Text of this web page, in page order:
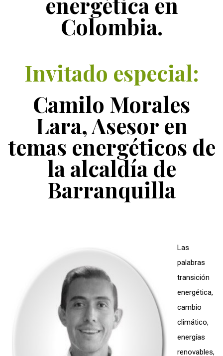
Colombia.
Invitado especial:
Camilo Morales
Lara, Asesor en
temas energéticos de
la alcaldía de
Barranquilla
Las
palabras
transición
energética,
cambio
climático,
energías
renovables,